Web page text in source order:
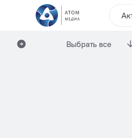
Выбрать все